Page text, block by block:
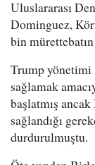
Uluslararası
Dominguez,
bin mürettebatın
Trump
sağlamak
başlatmış
sağlandığı
durdurulmuştu.